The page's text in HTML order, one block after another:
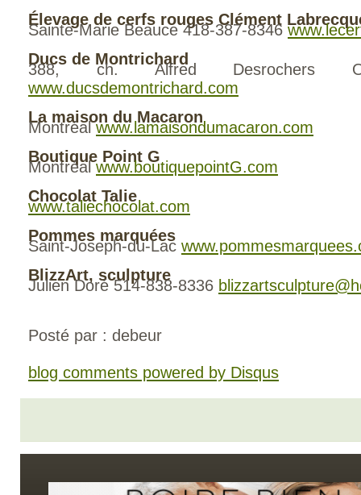
Élevage de cerfs rouges Clément
Sainte-Marie Beauce 418-387-8346
Ducs de Montrichard
388, ch. Alfred Desrochers
www.ducsdemontrichard.com
La maison du Macaron
Montréalwww.lamaisondumacaron.com
Boutique Point G
Montréalwww.boutiquepointG.com
Chocolat Talie
www.taliechocolat.com
Pommes marquées
Saint-Joseph-du-Lac
BlizzArt, sculpture
Julien Doré 514-838-8336
Posté par : debeur
blog comments powered by Disqus